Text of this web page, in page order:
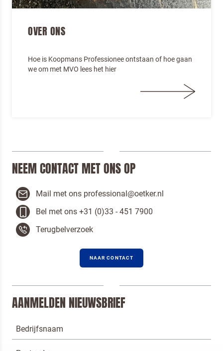
OVER ONS
Hoe is Koopmans Professionee ontstaan of hoe gaan
we om met MVO lees het hier
NEEM CONTACT MET ONS OP
Mail met ons professional@oetker.nl
Bel met ons +31 (0)33 - 451 7900
Terugbelverzoek
NAAR CONTACT
AANMELDEN NIEUWSBRIEF